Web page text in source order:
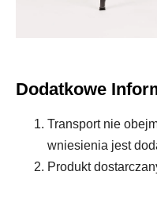
Dodatkowe
Transport nie
wniesienia jest
Produkt